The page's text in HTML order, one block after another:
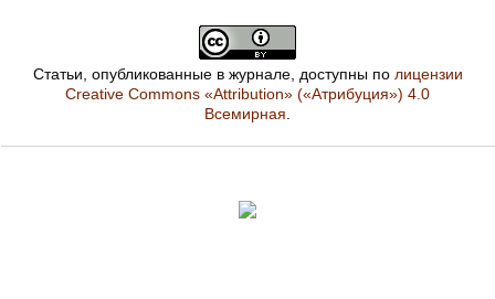
Статьи, опубликованные в журнале, доступны по лицензии
Creative Commons «Attribution» («Атрибуция») 4.0
Всемирная